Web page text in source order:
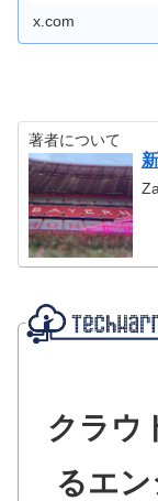
x.com
著者について
クラウ
るエン